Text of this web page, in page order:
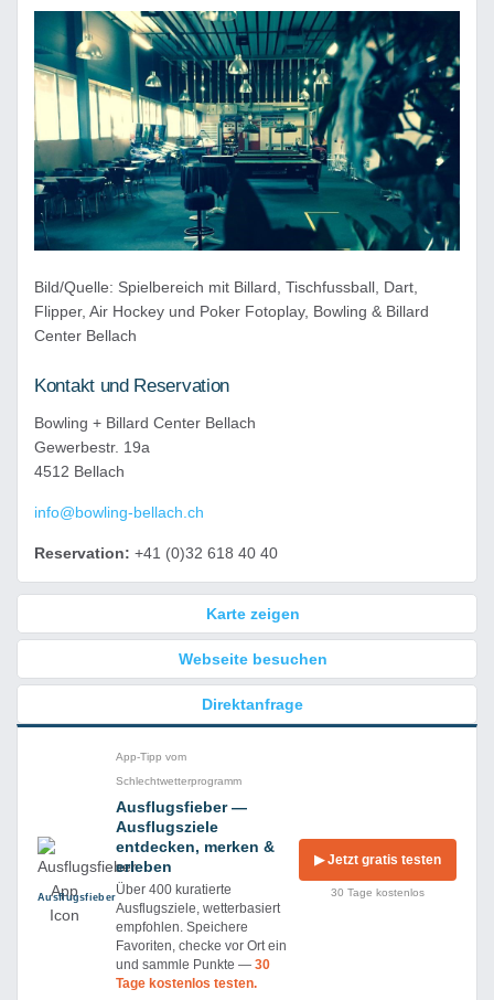
Bild/Quelle: Spielbereich mit Billard, Tischfussball, Dart,
Flipper, Air Hockey und Poker Fotoplay, Bowling & Billard
Center Bellach
Kontakt und Reservation
Bowling + Billard Center Bellach
Gewerbestr. 19a
4512 Bellach
info@bowling-bellach.ch
Reservation: +41 (0)32 618 40 40
Karte zeigen
Webseite besuchen
Direktanfrage
Ausflug­sfieber
App-Tipp vom
Schlechtwetterprogramm
Ausflugsfieber —
Ausflugsziele
entdecken, merken &
erleben
Über 400 kuratierte
Ausflugsziele, wetterbasiert
empfohlen. Speichere
Favoriten, checke vor Ort ein
und sammle Punkte —30
Tage kostenlos testen.
▶ Jetzt gratis testen
30 Tage kostenlos